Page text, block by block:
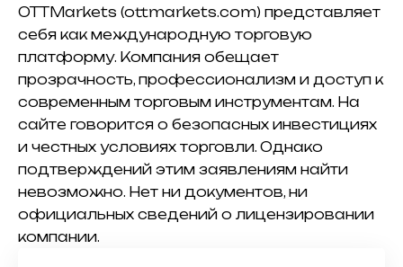
OTTMarkets (ottmarkets.com) представляет
себя как международную торговую
платформу. Компания обещает
прозрачность, профессионализм и доступ к
современным торговым инструментам. На
сайте говорится о безопасных инвестициях
и честных условиях торговли. Однако
подтверждений этим заявлениям найти
невозможно. Нет ни документов, ни
официальных сведений о лицензировании
компании.